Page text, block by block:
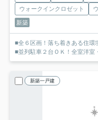
ウォークインクロゼット
新築
■全６区画！落ち着きある住環
■並列駐車２台ＯＫ！全室洋室
新築一戸建